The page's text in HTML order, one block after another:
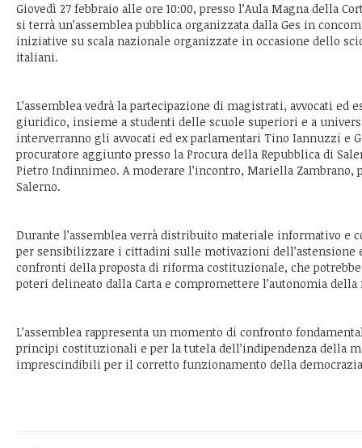
Giovedì 27 febbraio alle ore 10:00, presso l’Aula Magna della
si terrà un’assemblea pubblica organizzata dalla Ges in
iniziative su scala nazionale organizzate in occasione dello
italiani.
L’assemblea vedrà la partecipazione di magistrati, avvocati ed
giuridico, insieme a studenti delle scuole superiori e a
interverranno gli avvocati ed ex parlamentari Tino Iannuzzi e
procuratore aggiunto presso la Procura della Repubblica di
Pietro Indinnimeo. A moderare l’incontro, Mariella Zambrano,
Salerno.
Durante l’assemblea verrà distribuito materiale informativo e
per sensibilizzare i cittadini sulle motivazioni dell’astensione
confronti della proposta di riforma costituzionale, che
poteri delineato dalla Carta e compromettere l’autonomia
L’assemblea rappresenta un momento di confronto
principi costituzionali e per la tutela dell’indipendenza della
imprescindibili per il corretto funzionamento della